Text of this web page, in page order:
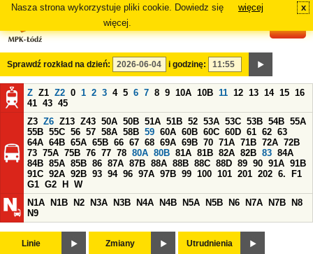
Nasza strona wykorzystuje pliki cookie. Dowiedz się
więcej.
więcej x
Sprawdź rozkład na dzień: i godzinę:
Z Z1 Z2 0 1 2 3 4 5 6 7 8 9 10A 10B 11 12 13 14 15 16
41 43 45
Z3 Z6 Z13 Z43 50A 50B 51A 51B 52 53A 53C 53B 54B 55A
55B 55C 56 57 58A 58B 59 60A 60B 60C 60D 61 62 63
64A 64B 65A 65B 66 67 68 69A 69B 70 71A 71B 72A 72B
73 75A 75B 76 77 78 80A 80B 81A 81B 82A 82B 83 84A
84B 85A 85B 86 87A 87B 88A 88B 88C 88D 89 90 91A 91B
91C 92A 92B 93 94 96 97A 97B 99 100 101 201 202 6.
F1
G1 G2 H
W
N1A
N1B N2 N3A N3B N4A N4B N5A N5B N6 N7A N7B
N8
N9
Linie Zmiany Utrudnienia